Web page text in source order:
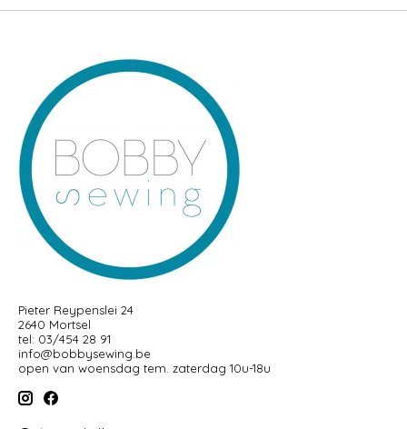
Pieter Reypenslei 24
2640 Mortsel
tel: 03/454 28 91
info@bobbysewing.be
open van woensdag tem. zaterdag 10u-18u